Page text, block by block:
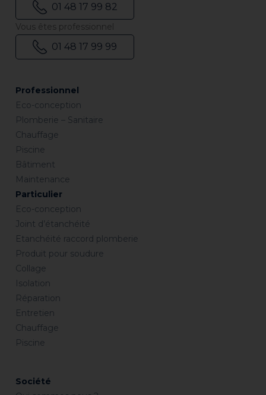
Professionnel
Eco-conception
Plomberie – Sanitaire
Chauffage
Piscine
Bâtiment
Maintenance
Particulier
Eco-conception
Joint d’étanchéité
Etanchéité raccord plomberie
Produit pour soudure
Collage
Isolation
Réparation
Entretien
Chauffage
Piscine
Société
01 48 17 99 82
Vous êtes professionnel
01 48 17 99 99